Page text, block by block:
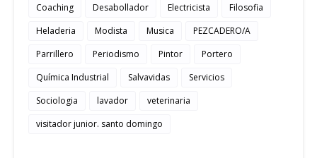
Coaching
Desabollador Electricista
Filosofia
Heladeria
Modista Musica
PEZCADERO/A
Parrillero
Periodismo Pintor
Portero
Química Industrial
Salvavidas
Servicios
Sociologia
lavador
veterinaria
visitador junior. santo domingo